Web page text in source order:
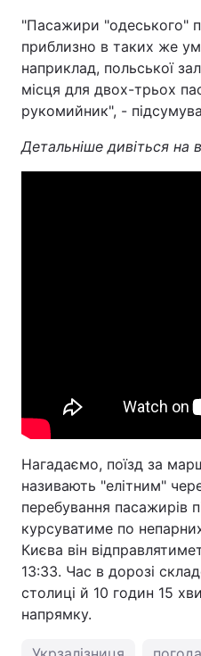
"Пасажири "одеського"
приблизно в таких же
наприклад, польської
місця для двох-трьох
рукомийник", -
Детальніше дивіться на
Нагадаємо, поїзд за
називають "елітним"
перебування пасажирів
курсуватиме по
Києва він
13:33. Час в дорозі
столиці й 10 годин 15
напрямку.